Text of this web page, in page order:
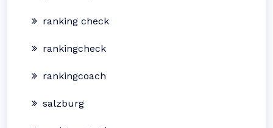
ranking check
rankingcheck
rankingcoach
salzburg